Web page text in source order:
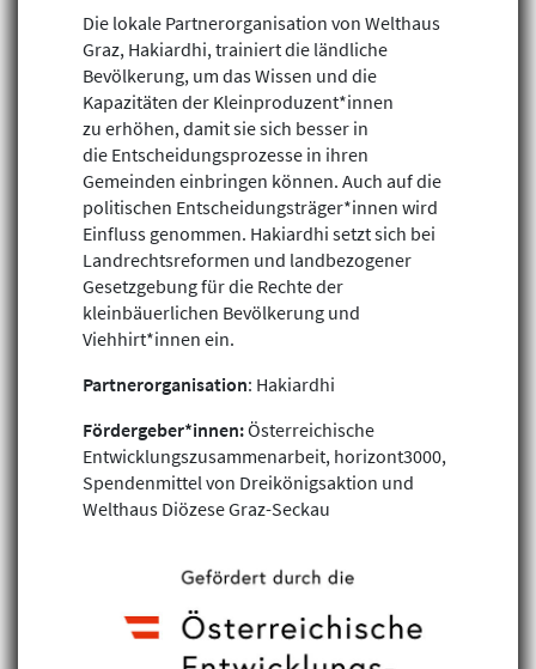
Projekte finden
Die lokale Partnerorganisation von Welthaus
Graz, Hakiardhi, trainiert die ländliche
Bevölkerung, um das Wissen und die
Kapazitäten der Kleinproduzent*innen
zu erhöhen, damit sie sich besser in
die Entscheidungsprozesse in ihren
Gemeinden einbringen können. Auch auf die
politischen Entscheidungsträger*innen wird
Einfluss genommen. Hakiardhi setzt sich bei
Landrechtsreformen und landbezogener
Gesetzgebung für die Rechte der
kleinbäuerlichen Bevölkerung und
Viehhirt*innen ein.
Partnerorganisation: Hakiardhi
Fördergeber*innen:Österreichische
Entwicklungszusammenarbeit, horizont3000,
Spendenmittel von Dreikönigsaktion und
Welthaus Diözese Graz-Seckau